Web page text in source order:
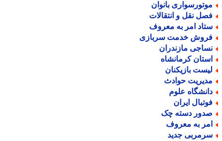
بانوان
نقل و انتقالات
امر به معروف
خدمت سربازی
مازندران
کرمانشاه
بازیکنان
حوادث
علوم
ایران
دسته چک
به معروف
جدید